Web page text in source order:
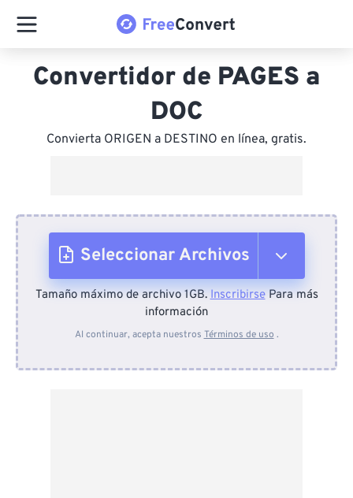
Convertidor de PAGES a
DOC
Convierta ORIGEN a DESTINO en línea, gratis.
Seleccionar Archivos
Desde el dispositivo
Tamaño máximo de archivo 1GB.InscribirsePara más
información
Al continuar, acepta nuestros Términos de uso .